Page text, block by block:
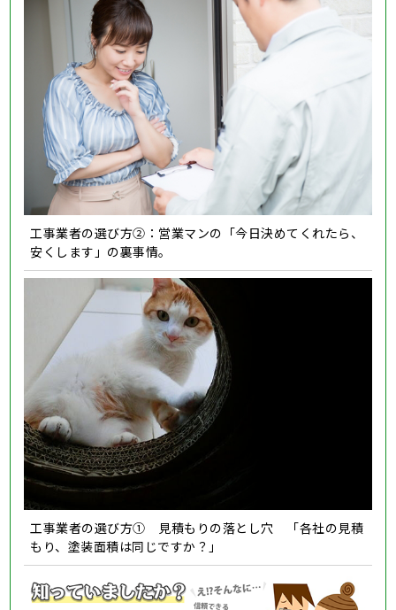
工事業者の選び方②：営業マンの「今日決めてくれたら、
安くします」の裏事情。
工事業者の選び方① 見積もりの落とし穴 「各社の見積
もり、塗装面積は同じですか？」